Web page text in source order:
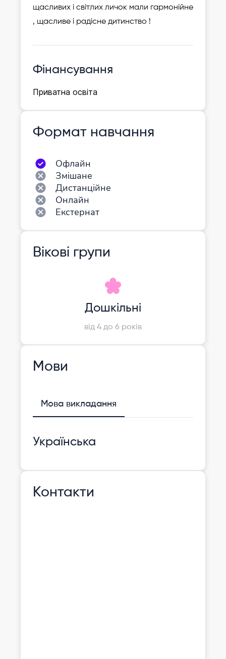
щасливих і світлих личок мали гармонійне
, щасливе і радісне дитинство !
Фінансування
Приватна освіта
Формат навчання
Офлайн
Змішане
Дистанційне
Онлайн
Екстернат
Вікові групи
Дошкільні
від 4 до 6 років
Мови
Мова викладання
Українська
Контакти